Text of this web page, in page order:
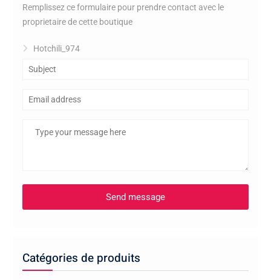
Remplissez ce formulaire pour prendre contact avec le
proprietaire de cette boutique
Hotchili_974
Catégories de produits